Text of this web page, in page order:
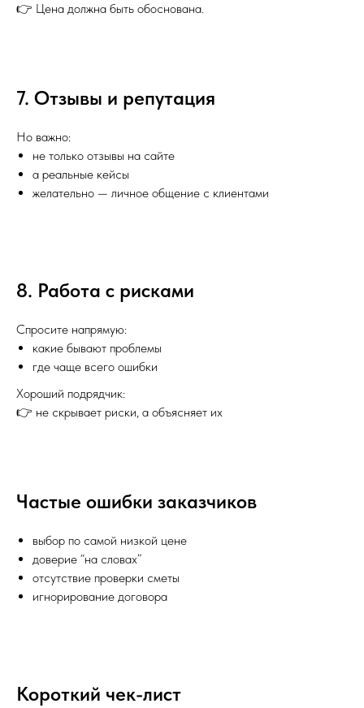
👉 Цена должна быть обоснована.
7. Отзывы и репутация
Но важно:
не только отзывы на сайте
а реальные кейсы
желательно — личное общение с клиентами
8. Работа с рисками
Спросите напрямую:
какие бывают проблемы
где чаще всего ошибки
Хороший подрядчик:
👉 не скрывает риски, а объясняет их
Частые ошибки заказчиков
выбор по самой низкой цене
доверие “на словах”
отсутствие проверки сметы
игнорирование договора
Короткий чек-лист